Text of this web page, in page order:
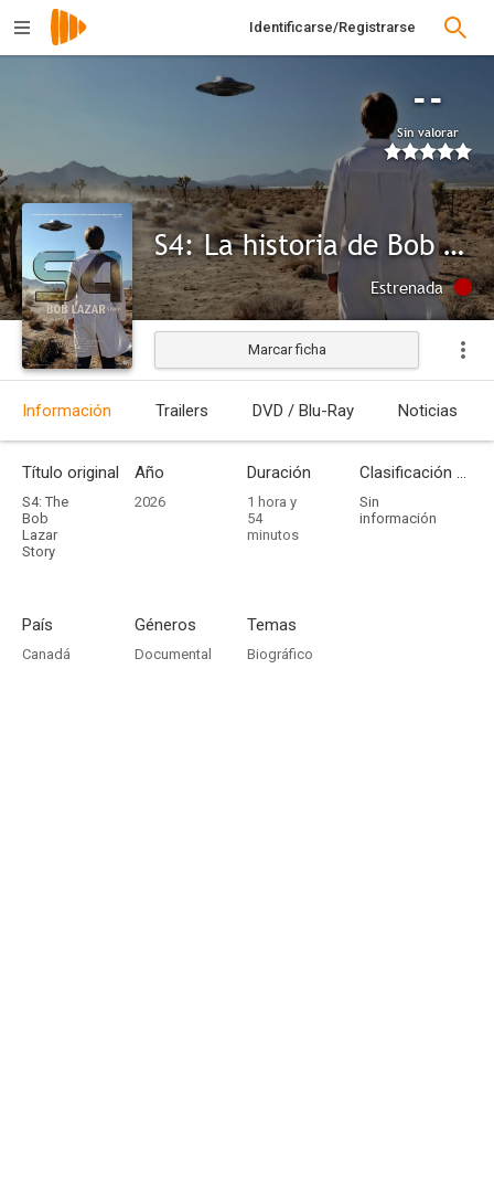
Identificarse/Registrarse
--
Sin valorar
S4: La historia de Bob Lazar
Estrenada
Marcar ficha
Información Trailers DVD / Blu-Ray Noticias
Título original
S4: The
Bob
Lazar
Story
Año
2026
Duración
1 hora y
54
minutos
Clasificación por edades
Sin
información
País
Canadá
Géneros
Documental
Temas
Biográfico